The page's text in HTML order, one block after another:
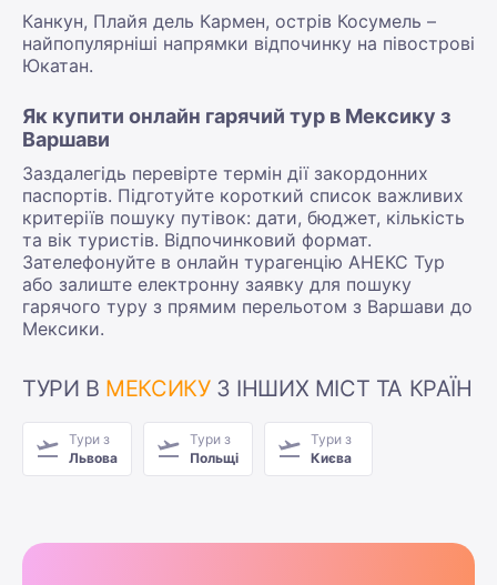
Канкун, Плайя дель Кармен, острів Косумель –
найпопулярніші напрямки відпочинку на півострові
Юкатан.
Як купити онлайн гарячий тур в Мексику з
Варшави
Заздалегідь перевірте термін дії закордонних
паспортів. Підготуйте короткий список важливих
критеріїв пошуку путівок: дати, бюджет, кількість
та вік туристів. Відпочинковий формат.
Зателефонуйте в онлайн турагенцію АНЕКС Тур
або залиште електронну заявку для пошуку
гарячого туру з прямим перельотом з Варшави до
Мексики.
ТУРИ В МЕКСИКУЗ ІНШИХ МІСТ ТА КРАЇН
Тури з
Львова
Тури з
Польщі
Тури з
Києва